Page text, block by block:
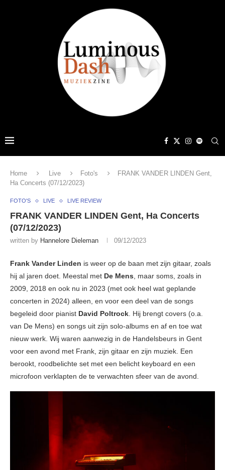
Home Live Foto's
FRANK VANDER LINDEN Gent,
Ha Concerts (07/12/2023)
FOTO'S LIVE LIVE REVIEW
FRANK VANDER LINDEN Gent, Ha Concerts
(07/12/2023)
written by Hannelore Dieleman 09/12/2023
Frank Vander Linden is weer op de baan met zijn gitaar, zoals
hij al jaren doet. Meestal met De Mens, maar soms, zoals in
2009, 2018 en ook nu in 2023 (met ook heel wat geplande
concerten in 2024) alleen, en voor een deel van de songs
begeleid door pianist David Poltrock. Hij brengt covers (o.a.
van De Mens) en songs uit zijn solo-albums en af en toe wat
nieuw werk. Wij waren aanwezig in de Handelsbeurs in Gent
voor een avond met Frank, zijn gitaar en zijn muziek. Een
berookt, roodbelichte set met een belicht keyboard en een
microfoon verklapten de te verwachten sfeer van de avond.